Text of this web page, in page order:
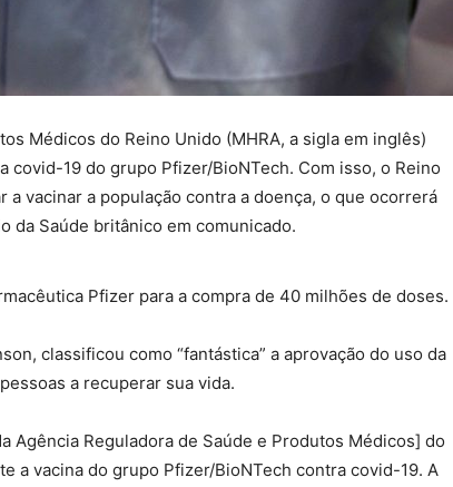
Médicos do Reino Unido (MHRA, a sigla em inglês)
covid-19 do grupo Pfizer/BioNTech. Com isso, o Reino
vacinar a população contra a doença, o que ocorrerá
da Saúde britânico em comunicado.
Pfizer para a compra de 40 milhões de doses.
classificou como “fantástica” a aprovação do uso da
a recuperar sua vida.
Agência Reguladora de Saúde e Produtos Médicos] do
a vacina do grupo Pfizer/BioNTech contra covid-19. A